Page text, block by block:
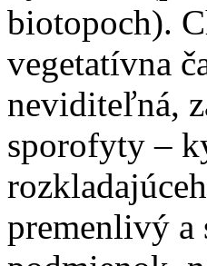
biotopoch).
vegetatívna
neviditeľná,
sporofyty –
premenlivý